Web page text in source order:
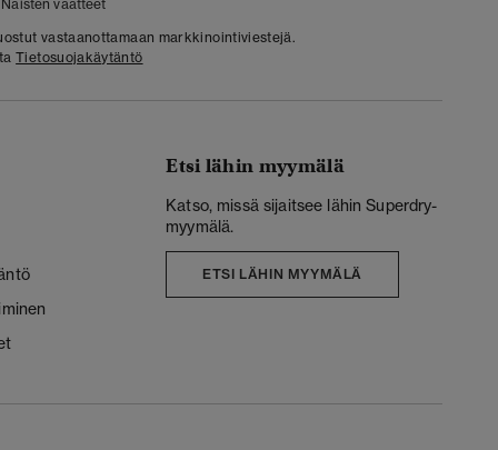
Naisten vaatteet
vastaanottamaan markkinointiviestejä.
Tietosuojakäytäntö
Etsi lähin myymälä
Katso, missä sijaitsee lähin Superdry-
myymälä.
ETSI LÄHIN MYYMÄLÄ